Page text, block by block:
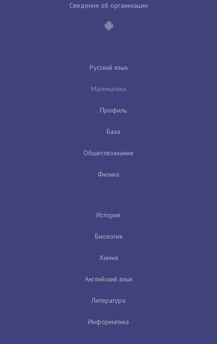
Сведения об организации
Русский язык
Математика
Профиль
База
Обществознание
Физика
История
Биология
Химия
Английский язык
Литература
Информатика